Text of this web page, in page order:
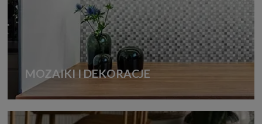
MOZAIKI I DEKORACJE